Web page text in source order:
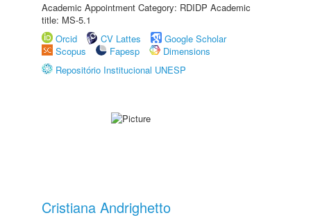
Academic Appointment Category: RDIDP Academic
title: MS-5.1
Orcid
CV Lattes
Google Scholar
Scopus
Fapesp
Dimensions
Repositório Institucional UNESP
Cristiana Andrighetto